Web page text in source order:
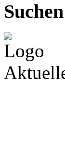
Suchen